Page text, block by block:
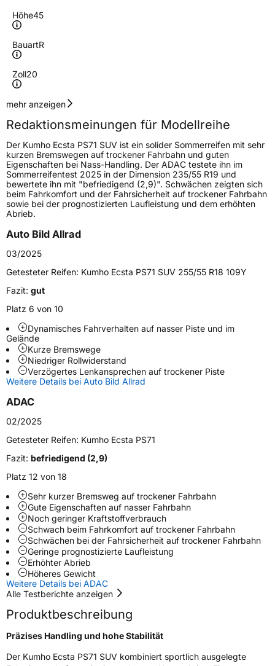
Höhe45
BauartR
Zoll20
Geschwindigkeitsindex
Höchstgeschwindigkeit
300 km/h
Lastindex108
Höchstlast1000 kg
Gewicht (in kg)14,37 kg
Fahrzeugtyp
VerwendungSommerreifen
Modellname
FahrzeugartPKW & SUV
Weitere Eigenschaften
SchlauchtypTL
Verstärkt
EU Label
NasshaftungA
Rollgeräusch (Klasse)B
Rollgeräusch (dB)73
Fahrzeugklasse C1
3PMSF / Schneeflockensymbol / Alpine-Symbol
EPREL ID 1352244
mehr anzeigen
Redaktionsmeinungen für Modellreihe
Der Kumho Ecsta PS71 SUV ist ein solider Sommerreifen mit sehr
kurzen Bremswegen auf trockener Fahrbahn und guten
Eigenschaften bei Nass-Handling. Der ADAC testete ihn im
Sommerreifentest 2025 in der Dimension 235/55 R19 und
bewertete ihn mit "befriedigend (2,9)". Schwächen zeigten sich
beim Fahrkomfort und der Fahrsicherheit auf trockener Fahrbahn
sowie bei der prognostizierten Laufleistung und dem erhöhten
Abrieb.
Auto Bild Allrad
03/2025
Getesteter Reifen: Kumho Ecsta PS71 SUV 255/55 R18 109Y
Fazit: gut
Platz 6 von 10
Dynamisches Fahrverhalten auf nasser Piste und im
Gelände
Kurze Bremswege
Niedriger Rollwiderstand
Verzögertes Lenkansprechen auf trockener Piste
Weitere Details bei Auto Bild Allrad
ADAC
02/2025
Getesteter Reifen: Kumho Ecsta PS71
Fazit: befriedigend (2,9)
Platz 12 von 18
Sehr kurzer Bremsweg auf trockener Fahrbahn
Gute Eigenschaften auf nasser Fahrbahn
Noch geringer Kraftstoffverbrauch
Schwach beim Fahrkomfort auf trockener Fahrbahn
Schwächen bei der Fahrsicherheit auf trockener Fahrbahn
Geringe prognostizierte Laufleistung
Erhöhter Abrieb
Höheres Gewicht
Weitere Details bei ADAC
Alle Testberichte anzeigen
Produktbeschreibung
Präzises Handling und hohe Stabilität
Der Kumho Ecsta PS71 SUV kombiniert sportlich ausgelegte